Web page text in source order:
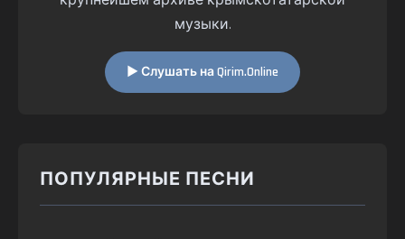
музыки.
▶ Слушать на Qirim.Online
ПОПУЛЯРНЫЕ ПЕСНИ